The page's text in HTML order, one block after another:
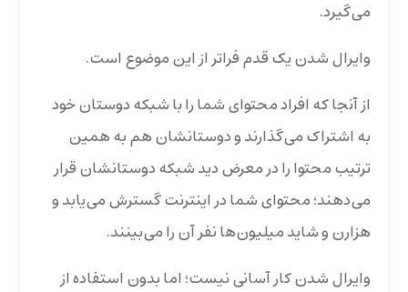
می‌گیرد.
وایرال شدن یک قدم فراتر از این موضوع است.
از آنجا که افراد محتوای شما را با شبکه‌ دوستان خود
به اشتراک می‌گذارند و دوستانشان هم به همین
ترتیب محتوا را در معرض دید شبکه‌ دوستانشان قرار
می‌دهند؛ محتوای شما در اینترنت گسترش می‌یابد و
هزارن و شاید میلیون‌ها نفر آن را می‌بینند.
وایرال شدن کار آسانی نیست؛ اما بدون استفاده از